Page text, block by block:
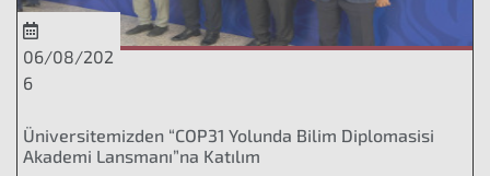
06/08/202
6
Üniversitemizden “COP31 Yolunda Bilim Diplomasisi
Akademi Lansmanı”na Katılım